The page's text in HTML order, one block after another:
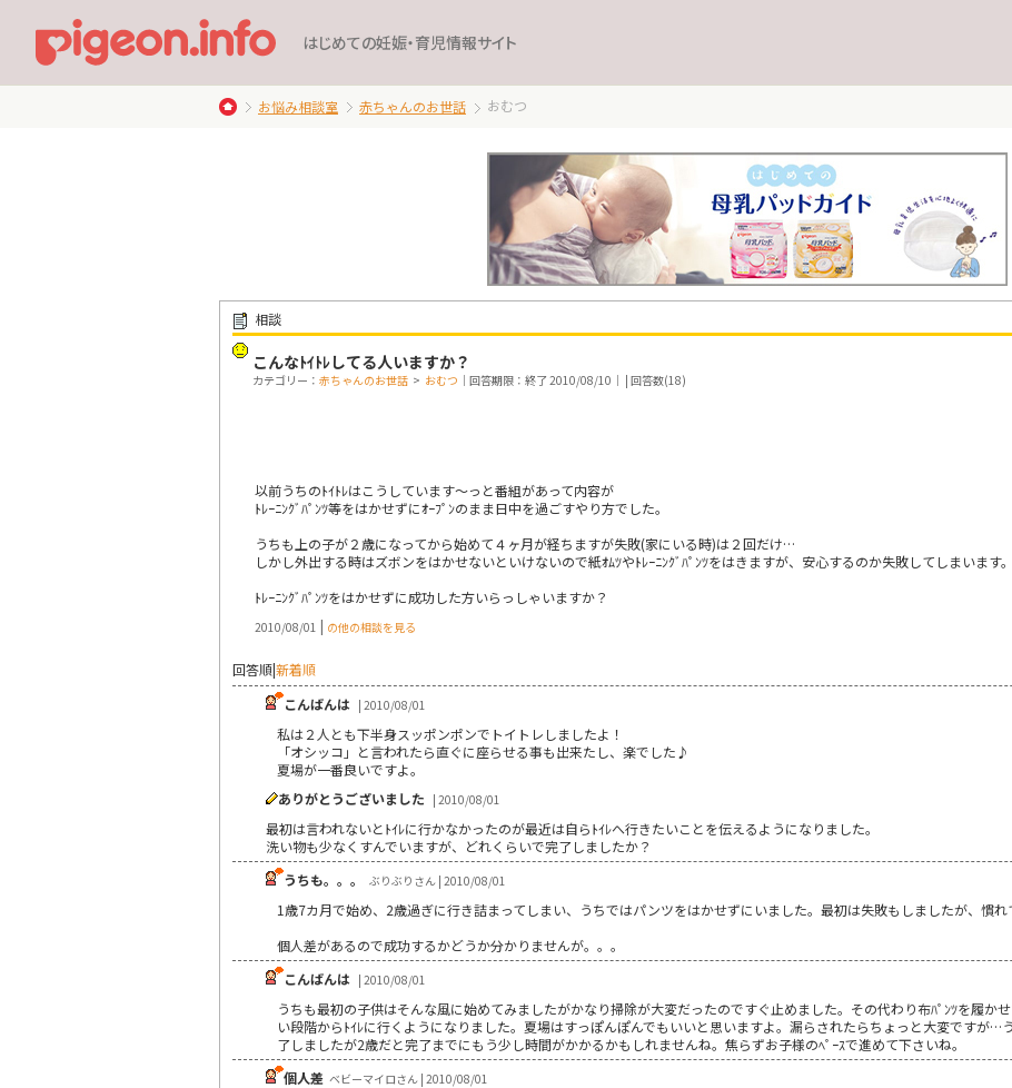
はじめての妊娠・育児情報サイト
お悩み相談室 赤ちゃんのお世話 おむつ
相談
こんなﾄｲﾄﾚしてる人いますか？
カテゴリー： 赤ちゃんのお世話 > おむつ ｜回答期限：終了 2010/08/10｜ | 回答数(18)
以前うちのﾄｲﾄﾚはこうしています～っと番組があって内容が
ﾄﾚｰﾆﾝｸﾞﾊﾟﾝﾂ等をはかせずにｵｰﾌﾟﾝのまま日中を過ごすやり方でした。
うちも上の子が２歳になってから始めて４ヶ月が経ちますが失敗(家にいる時)は２回だけ…
しかし外出する時はズボンをはかせないといけないので紙ｵﾑﾂやﾄﾚｰﾆﾝｸﾞﾊﾟﾝﾂをはきますが、安心するのか失敗してしまいます。
ﾄﾚｰﾆﾝｸﾞﾊﾟﾝﾂをはかせずに成功した方いらっしゃいますか？
2010/08/01 | の他の相談を見る
回答順|新着順
こんばんは | 2010/08/01
私は２人とも下半身スッポンポンでトイトレしましたよ！
「オシッコ」と言われたら直ぐに座らせる事も出来たし、楽でした♪
夏場が一番良いですよ。
ありがとうございました | 2010/08/01
最初は言われないとﾄｲﾚに行かなかったのが最近は自らﾄｲﾚへ行きたいことを伝えるようになりました。
洗い物も少なくすんでいますが、どれくらいで完了しましたか？
うちも。。。
ぶりぶりさん | 2010/08/01
1歳7カ月で始め、2歳過ぎに行き詰まってしまい、うちではパンツをはかせずにいました。最初は失敗もしましたが、慣れ
個人差があるので成功するかどうか分かりませんが。。。
こんばんは | 2010/08/01
うちも最初の子供はそんな風に始めてみましたがかなり掃除が大変だったのですぐ止めました。その代わり布ﾊﾟﾝﾂを履か
い段階からﾄｲﾚに行くようになりました。夏場はすっぽんぽんでもいいと思いますよ。漏らされたらちょっと大変ですが…
了しましたが2歳だと完了までにもう少し時間がかかるかもしれませんね。焦らずお子様のﾍﾟｰｽで進めて下さいね。
個人差 ベビーマイロさん | 2010/08/01